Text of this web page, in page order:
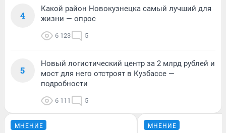
4
Какой район Новокузнецка самый лучший для
жизни — опрос
6 123 5
5
Новый логистический центр за 2 млрд рублей и
мост для него отстроят в Кузбассе —
подробности
6 111 5
МНЕНИЕ МНЕНИЕ